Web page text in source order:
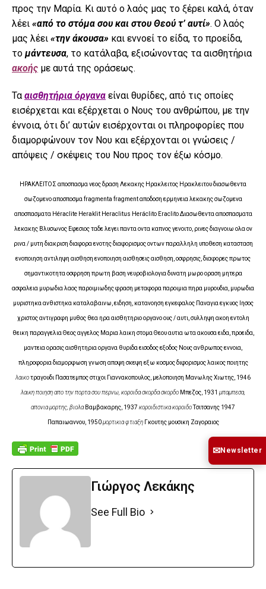
προς την Μαρία. Κι αυτό ο λαός μας το ξέρει καλά, όταν
λέει «από το στόμα σου και στου Θεού τ’ αυτί». Ο λαός
μας λέει «την άκουσα» και εννοεί το είδα, το προείδα,
το μάντευσα, το κατάλαβα, εξισώνοντας τα αισθητήρια
ακοής με αυτά της οράσεως.
Τααισθητήρια όργανα είναι θυρίδες, από τις οποίες
εισέρχεται και εξέρχεται ο Νους του ανθρώπου, με την
έννοια, ότι δι’ αυτών εισέρχονται οι πληροφορίες που
διαμορφώνουν τον Νου και εξέρχονται οι γνώσεις /
απόψεις / σκέψεις του Νου προς τον έξω κόσμο.
ΗΡΑΚΛΕΙΤΟΣ αποσπασμα νεος δραση Λεκακης Ηρακλειτος Ηρακλειτου διασωθεντα
σωζομενο αποσποσμα fragmenta fragment αποδοση ερμηνεια λεκακης σωζομενα
αποσπασματα Héraclite Heraklit Heraclitus Heráclito Eraclito Διασωθεντα αποσπασματα
λεκακης Βλυσωνος Εφεσιος ταδε λεγει παντα οντα καπνος γενοιτο, ρινες διαγνοιω ολα ον
ρινα / μυτη διακριση διαφορα ενοτης διαφορισμος οντων παραλληλη υποθεση κατασταση
ενοποιηση αντιληψη αισθηση ενοποιηση αισθησεις αισθηση, οσφρησις, διαφορες πρωτος
σημαντικοτητα οσφρηση πρωτη βαση νευροβιολογια δυνατη μωρο οραση μητερα
ασφαλεια μυρωδια λαος παροιμιωδης φραση μεταφορα παροιμια πηρα μυρουδια, μυρωδια
μυριστηκα ανθιστηκα καταλαβαινω, ειδηση, κατανοηση εγκεφαλος Παναγια εγκυος Ιησος
χριστος αντιγραφη μυθος θεα ηρα αισθητηριο οργανο ους / αυτι, συλληψη ακοη εντολη
θεικη παραγγελια Θεος αγγελος Μαρια λαικη στομα Θεου αυτια ωτα ακουσα ειδα, προειδα,
μαντεια ορασις αισθητηρια οργανα θυριδα εισοδος εξοδος Νους ανθρωπος εννοια,
πληροφορια διαμορφωση γνωση αποψη σκεψη εξω κοσμος διφορισμος λαικος ποιητης
λαικοτραγουδι Πασατεμπος στιχοι Γιαννακοπουλος, μελοποιηση Μανωλης Χιωτης, 1946
λαικη ποιηση απο τηνπορτα σου περνω, κοροιδασκορδα σκορδο Μπεζος, 1931 μπαμπεσα,
απονιαμορτης, βιολα Βαμβακαρης, 1937 κοροιδιστικα κοροιδοΤσιτσανης 1947
Παπαιωαννου, 1950μορτικια φτιαξη Γκουτης μουσικη Ζαγοραιος
Γιώργος Λεκάκης
See Full Bio
✉Newsletter